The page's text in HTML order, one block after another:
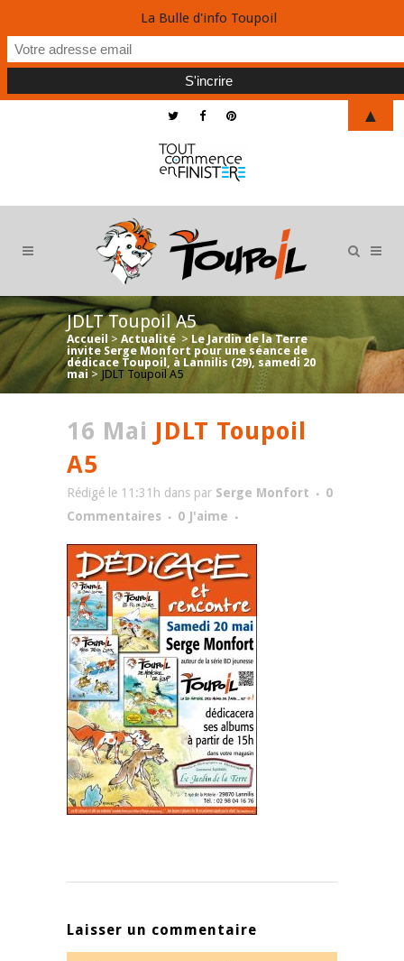
JDLT Toupoil A5
Accueil > Actualité > Le Jardin de la Terre
invite Serge Monfort pour une séance de
dédicace Toupoil, à Lannilis (29), samedi 20
mai > JDLT Toupoil A5
16 Mai JDLT Toupoil
A5
Rédigé le 11:31h dans par Serge Monfort
0
Commentaires
0 J'aime
Laisser un commentaire
La Bulle d'info Toupoil
▲